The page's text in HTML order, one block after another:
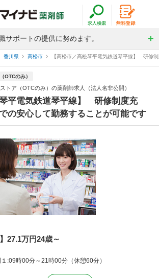
サポートの提供に努めます。
香川県 高松市 【高松市／高松琴平電気鉄道琴平線】 研修
OTCのみ）
トア（OTCのみ）の薬剤師求人（法人名非公開）
琴平電気鉄道琴平線】 研修制度充
の安心して勤務することが可能です
】27.1万円24歳～
:09時00分～21時00分（休憩60分）